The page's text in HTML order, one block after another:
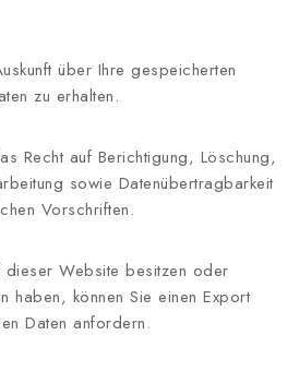
über Ihre gespeicherten
zu erhalten.
Recht auf Berichtigung, Löschung,
sowie Datenübertragbarkeit
Vorschriften.
dieser Website besitzen oder
haben, können Sie einen Export
Daten anfordern.